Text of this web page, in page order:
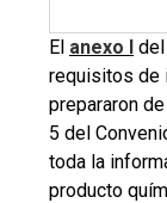
El anexo I
requisitos de
prepararon
5 del
toda la
producto